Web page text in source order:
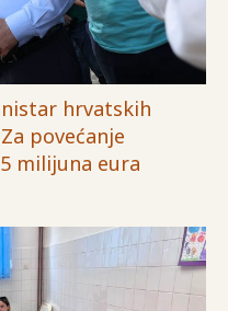
hrvatskih
povećanje
milijuna eura